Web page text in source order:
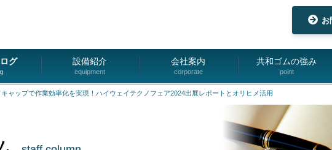
お
グ 設備紹介
equipment
会社案内
corporate
共和ゴムの強み
point
ャップで作業効率化を実現！ハイウェイテクノフェア2024出展レポートとオリヒメ活用